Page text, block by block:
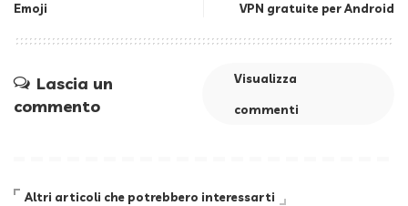
Emoji
VPN gratuite per Android
Lascia un
commento
Visualizza
commenti
Altri articoli che potrebbero interessarti